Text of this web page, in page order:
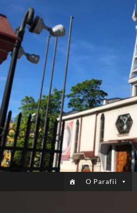
O Parafii